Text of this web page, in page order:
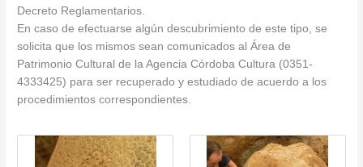
Decreto Reglamentarios.
En caso de efectuarse algún descubrimiento de este tipo, se
solicita que los mismos sean comunicados al Área de
Patrimonio Cultural de la Agencia Córdoba Cultura (0351-
4333425) para ser recuperado y estudiado de acuerdo a los
procedimientos correspondientes.